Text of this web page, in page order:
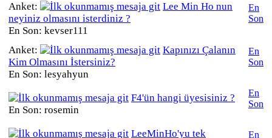
Anket:
Lee Min Ho nun
neyiniz olmasını isterdiniz ?
En Son: kevser111
En
Son
Anket:
Kapınızı Çalanın
Kim Olmasını İstersiniz?
En Son: lesyahyun
En
Son
F4'ün hangi üyesisiniz ?
En Son: rosemin
En
Son
LeeMinHo'yu tek
En